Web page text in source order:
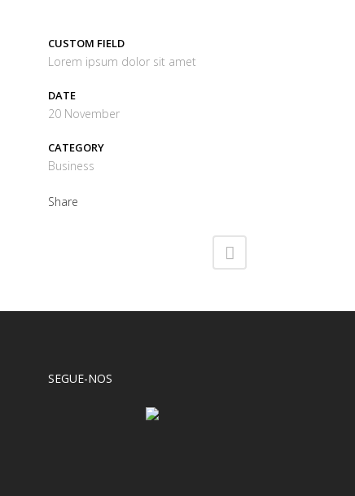
CUSTOM FIELD
Lorem ipsum dolor sit amet
DATE
20 November
CATEGORY
Business
Share
SEGUE-NOS